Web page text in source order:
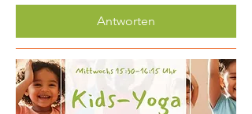
Antworten